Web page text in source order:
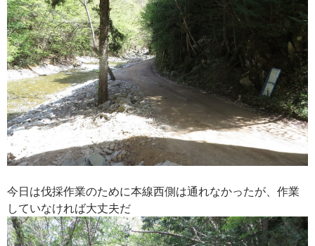
今日は伐採作業のために本線西側は通れなかったが、作業
していなければ大丈夫だ